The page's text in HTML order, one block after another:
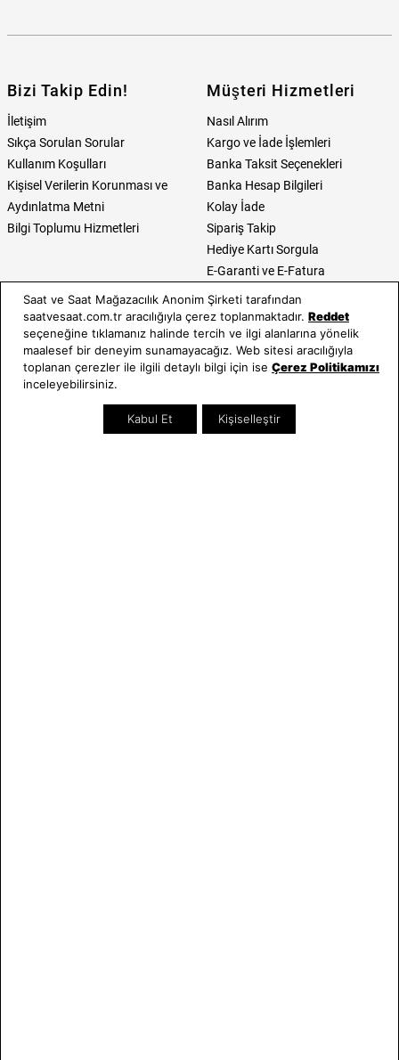
Bizi Takip Edin!
İletişim
Sıkça Sorulan Sorular
Kullanım Koşulları
Kişisel Verilerin Korunması ve
Aydınlatma Metni
Bilgi Toplumu Hizmetleri
Müşteri Hizmetleri
Nasıl Alırım
Kargo ve İade İşlemleri
Banka Taksit Seçenekleri
Banka Hesap Bilgileri
Kolay İade
Sipariş Takip
Hediye Kartı Sorgula
E-Garanti ve E-Fatura
Kullanım Kılavuzları
Saat ve Saat
Hakkımızda
Neden Saat ve Saat
Kategoriler
Erkek Saat
Tüm Ürünler
Takı & Aksesuar
Saat ve Saat Mağazacılık Anonim Şirketi tarafından
saatvesaat.com.tr aracılığıyla çerez toplanmaktadır. Reddet
seçeneğine tıklamanız halinde tercih ve ilgi alanlarına yönelik
maalesef bir deneyim sunamayacağız. Web sitesi aracılığıyla
toplanan çerezler ile ilgili detaylı bilgi için ise Çerez Politikamızı
inceleyebilirsiniz.
Kabul Et Kişiselleştir